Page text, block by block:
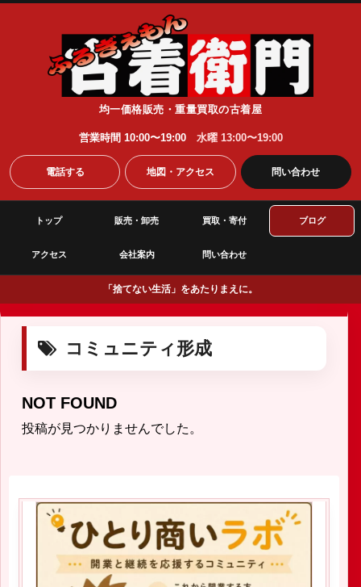
均一価格販売・重量買取の古着屋
営業時間 10:00〜19:00 水曜 13:00〜19:00
電話する 地図・アクセス 問い合わせ
トップ 販売・卸売 買取・寄付 ブログ
アクセス 会社案内 問い合わせ
「捨てない生活」をあたりまえに。
コミュニティ形成
NOT FOUND
投稿が見つかりませんでした。